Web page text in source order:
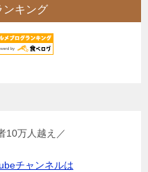
ンキング
10万人越え／
チャンネルは